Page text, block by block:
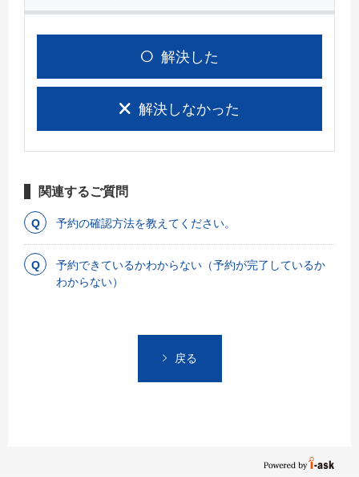
解決した
解決しなかった
関連するご質問
予約の確認方法を教えてください。
予約できているかわからない（予約が完了しているか
わからない）
戻る